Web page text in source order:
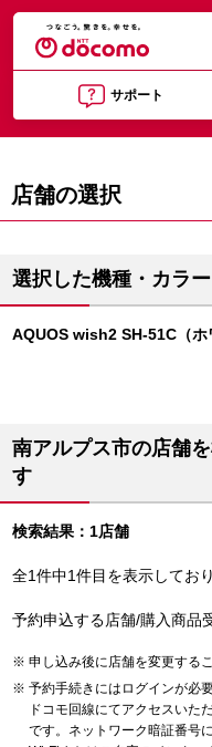
サポート
店舗の選択
選択した機種・カラー
AQUOS wish2 SH-51C（ホ
南アルプス市の店舗
す
検索結果：1店舗
全1件中1件目を表示してお
予約申込する店舗/購入商品
申し込み後に店舗を変更する
予約手続きにはログインが必要
ドコモ回線にてアクセスいた
です。ネットワーク暗証番号